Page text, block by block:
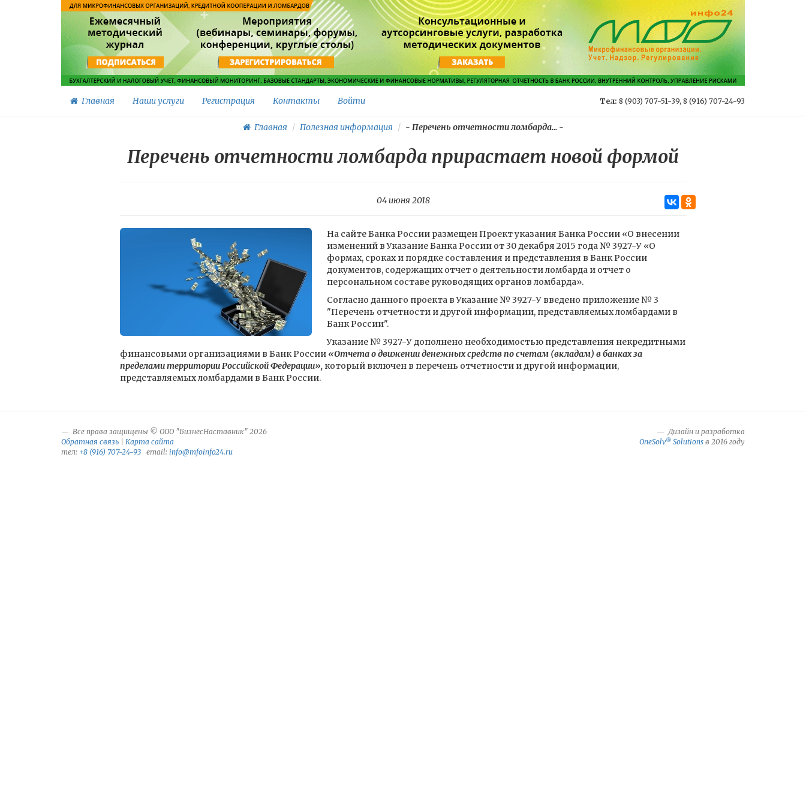
Главная Наши услуги Регистрация Контакты Войти Тел: 8 (903) 707-51-39, 8 (916) 707-24-93
Главная Полезная информация - Перечень отчетности ломбарда...-
Перечень отчетности ломбарда прирастает новой формой
04 июня 2018
На сайте Банка России размещен Проект указания Банка России «О внесении
изменений в Указание Банка России от 30 декабря 2015 года № 3927-У «О
формах, сроках и порядке составления и представления в Банк России
документов, содержащих отчет о деятельности ломбарда и отчет о
персональном составе руководящих органов ломбарда».
Согласно данного проекта в Указание № 3927-У введено приложение № 3
"Перечень отчетности и другой информации, представляемых ломбардами в
Банк России".
Указание № 3927-У дополнено необходимостью представления некредитными
финансовыми организациями в Банк России «Отчета о движении денежных средств по счетам (вкладам) в банках за
пределами территории Российской Федерации»,который включен в перечень отчетности и другой информации,
представляемых ломбардами в Банк России.
Все права защищены © ООО "БизнесНаставник" 2026
Обратная связь
Карта сайта
тел: +8 (916) 707-24-93 email: info@mfoinfo24.ru
Дизайн и разработка
OneSolv® Solutions в 2016 году